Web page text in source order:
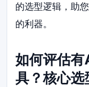
的选型逻辑，助
的利器。
如何评估
具？核心